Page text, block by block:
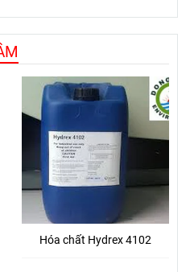
Hóa chất Hydrex 4102